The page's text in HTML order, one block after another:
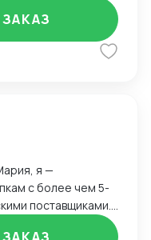
надежности
поставки. -
воздушным и
с
решение
экспортом
в
мер по
---
с более чем 5-
поставщиками.
для вас